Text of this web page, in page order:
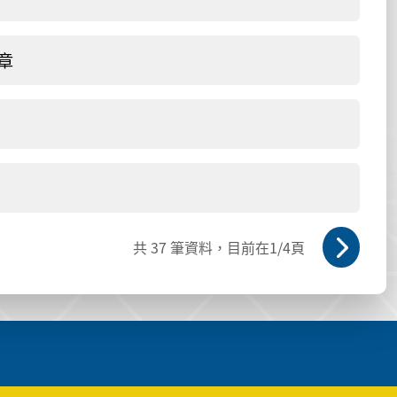
共37 筆資料，目前在1/4頁